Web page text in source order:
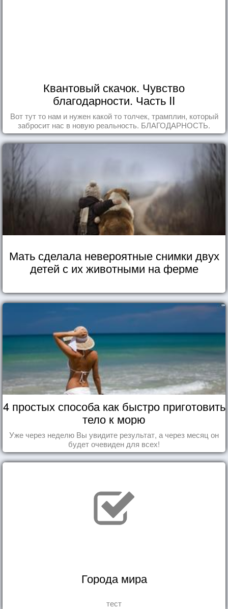
Квантовый скачок. Чувство
благодарности. Часть II
Вот тут то нам и нужен какой то толчек, трамплин, который
забросит нас в новую реальность. БЛАГОДАРНОСТЬ.
Мать сделала невероятные снимки двух
детей с их животными на ферме
4 простых способа как быстро приготовить
тело к морю
Уже через неделю Вы увидите результат, а через месяц он
будет очевиден для всех!
Города мира
тест